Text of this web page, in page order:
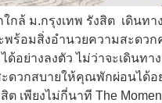
ใกล้ ม.กรุงเทพ รังสิต เดิน
พร้อมสิ่งอำนวยความสะดว
ด้อย่างลงตัว ไม่ว่าจะเดิน
ดวกสบายให้คุณพักผ่อนได้อ
ต เพียงไม่กี่นาที The